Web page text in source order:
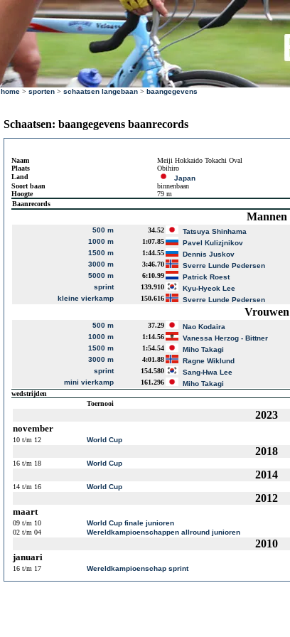
home > sporten > schaatsen langebaan > baangegevens
Schaatsen: baangegevens baanrecords
Naam
Meiji Hokkaido Tokachi Oval
Plaats
Obihiro
Land
Japan
Soort baan
binnenbaan
Hoogte
79 m
Baanrecords
Mannen
500 m 34.52 Tatsuya Shinhama
1000 m
1:07.85 Pavel Kulizjnikov
1500 m
1:44.55 Dennis Juskov
3000 m
3:46.70 Sverre Lunde Pedersen
5000 m
6:10.99 Patrick Roest
sprint
139.910 Kyu-Hyeok Lee
kleine vierkamp
150.616 Sverre Lunde Pedersen
Vrouwen
500 m 37.29 Nao Kodaira
1000 m
1:14.56 Vanessa Herzog - Bittner
1500 m
1:54.54 Miho Takagi
3000 m
4:01.88 Ragne Wiklund
sprint
154.580 Sang-Hwa Lee
mini vierkamp
161.296 Miho Takagi
wedstrijden
Toernooi
2023
november
10 t/m 12 World Cup
2018
16 t/m 18 World Cup
2014
14 t/m 16 World Cup
2012
maart
09 t/m 10 World Cup finale junioren
02 t/m 04
Wereldkampioenschappen allround junioren
2010
januari
16 t/m 17 Wereldkampioenschap sprint